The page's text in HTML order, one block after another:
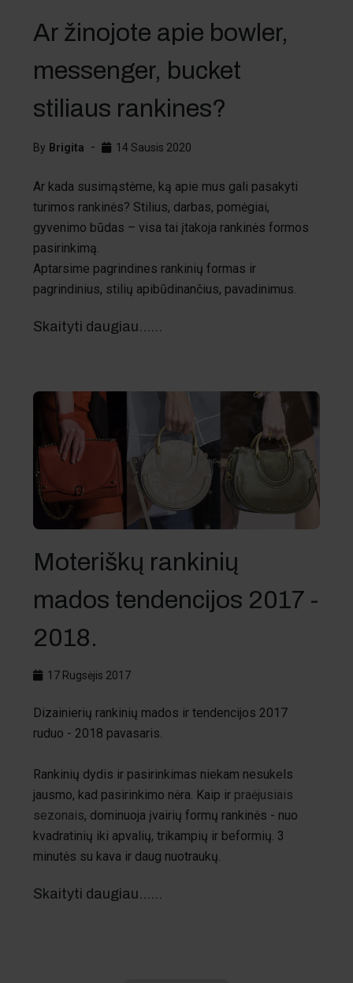
Ar žinojote apie bowler,
messenger, bucket
stiliaus rankines?
By Brigita 14 Sausis 2020
Ar kada susimąstėme, ką apie mus gali pasakyti
turimos rankinės? Stilius, darbas, pomėgiai,
gyvenimo būdas – visa tai įtakoja rankinės formos
pasirinkimą.
Aptarsime pagrindines rankinių formas ir
pagrindinius, stilių apibūdinančius, pavadinimus.
Skaityti daugiau...…
Moteriškų rankinių
mados tendencijos 2017 -
2018.
17 Rugsėjis 2017
Dizainierių rankinių mados ir tendencijos 2017
ruduo - 2018 pavasaris.
Rankinių dydis ir pasirinkimas niekam nesukels
jausmo, kad pasirinkimo nėra. Kaip ir praėjusiais
sezonais, dominuoja įvairių formų rankinės - nuo
kvadratinių iki apvalių, trikampių ir beformių. 3
minutės su kava ir daug nuotraukų.
Skaityti daugiau...…